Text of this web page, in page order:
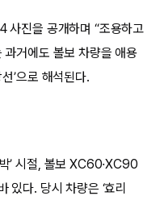
사진을 공개하며 “조용하고
과거에도 볼보 차량을 애용
’으로 해석된다.
’ 시절, 볼보 XC60·XC90
있다. 당시 차량은 ‘효리